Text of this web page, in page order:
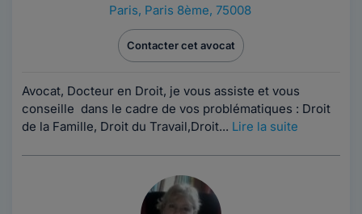
Paris, Paris 8ème, 75008
Contacter cet avocat
Avocat, Docteur en Droit, je vous assiste et vous
conseille dans le cadre de vos problématiques : Droit
de la Famille, Droit du Travail,Droit... Lire la suite